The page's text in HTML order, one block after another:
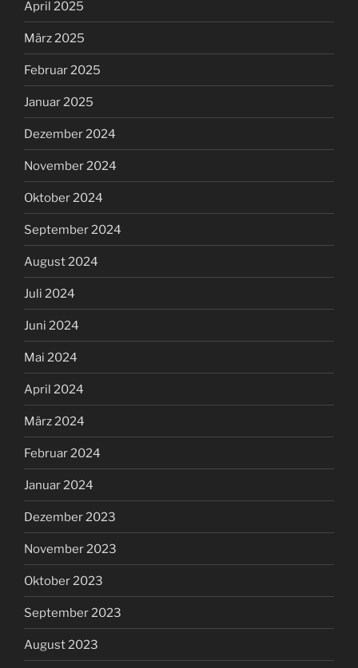
April 2025
März 2025
Februar 2025
Januar 2025
Dezember 2024
November 2024
Oktober 2024
September 2024
August 2024
Juli 2024
Juni 2024
Mai 2024
April 2024
März 2024
Februar 2024
Januar 2024
Dezember 2023
November 2023
Oktober 2023
September 2023
August 2023